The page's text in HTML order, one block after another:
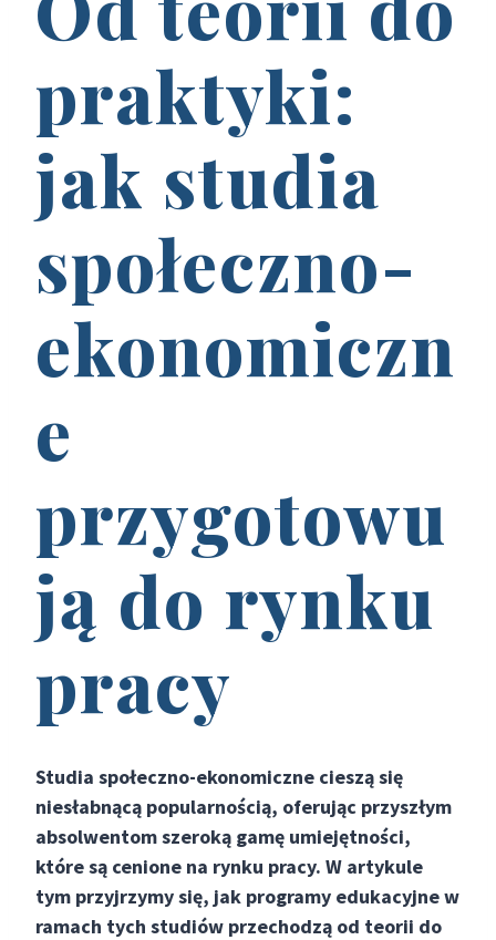
praktyki:
jak studia
społeczno-
ekonomiczn
e
przygotowu
ją do rynku
pracy
Studia społeczno-ekonomiczne cieszą się
niesłabnącą popularnością, oferując przyszłym
absolwentom szeroką gamę umiejętności,
które są cenione na rynku pracy. W artykule
tym przyjrzymy się, jak programy edukacyjne w
ramach tych studiów przechodzą od teorii do